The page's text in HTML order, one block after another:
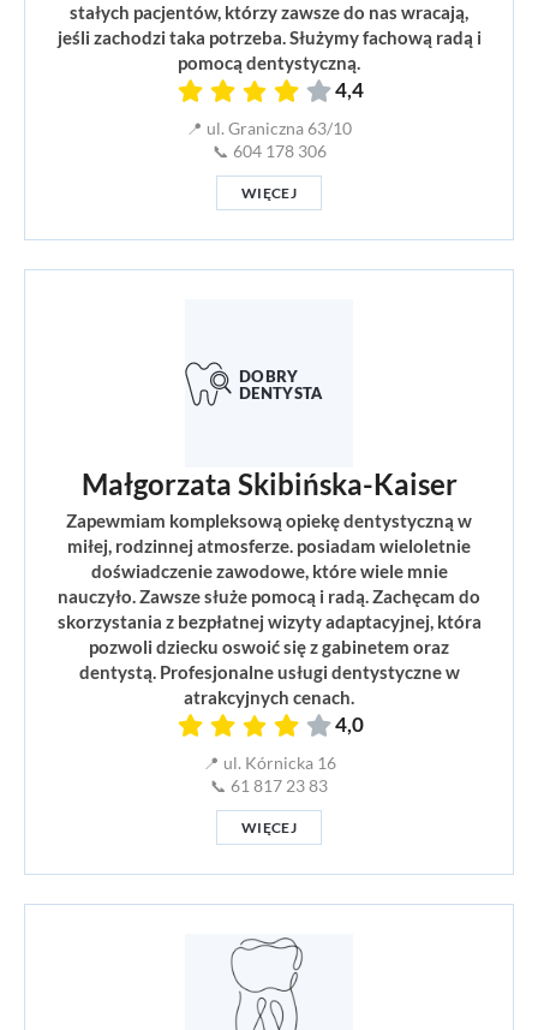
stałych pacjentów, którzy zawsze do nas wracają,
jeśli zachodzi taka potrzeba. Służymy fachową radą i
pomocą dentystyczną.
4,4
📍 ul. Graniczna 63/10
📞 604 178 306
WIĘCEJ
Małgorzata Skibińska-Kaiser
Zapewmiam kompleksową opiekę dentystyczną w
miłej, rodzinnej atmosferze. posiadam wieloletnie
doświadczenie zawodowe, które wiele mnie
nauczyło. Zawsze służe pomocą i radą. Zachęcam do
skorzystania z bezpłatnej wizyty adaptacyjnej, która
pozwoli dziecku oswoić się z gabinetem oraz
dentystą. Profesjonalne usługi dentystyczne w
atrakcyjnych cenach.
4,0
📍 ul. Kórnicka 16
📞 61 817 23 83
WIĘCEJ